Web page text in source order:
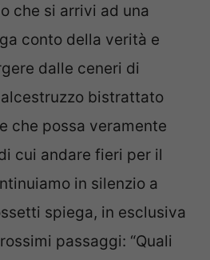
che si arrivi ad una
conto della verità e
dalle ceneri di
bistrattato
che possa veramente
cui andare fieri per il
in silenzio a
spiega, in esclusiva
passaggi: “Quali